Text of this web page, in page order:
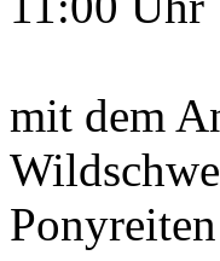
mit dem